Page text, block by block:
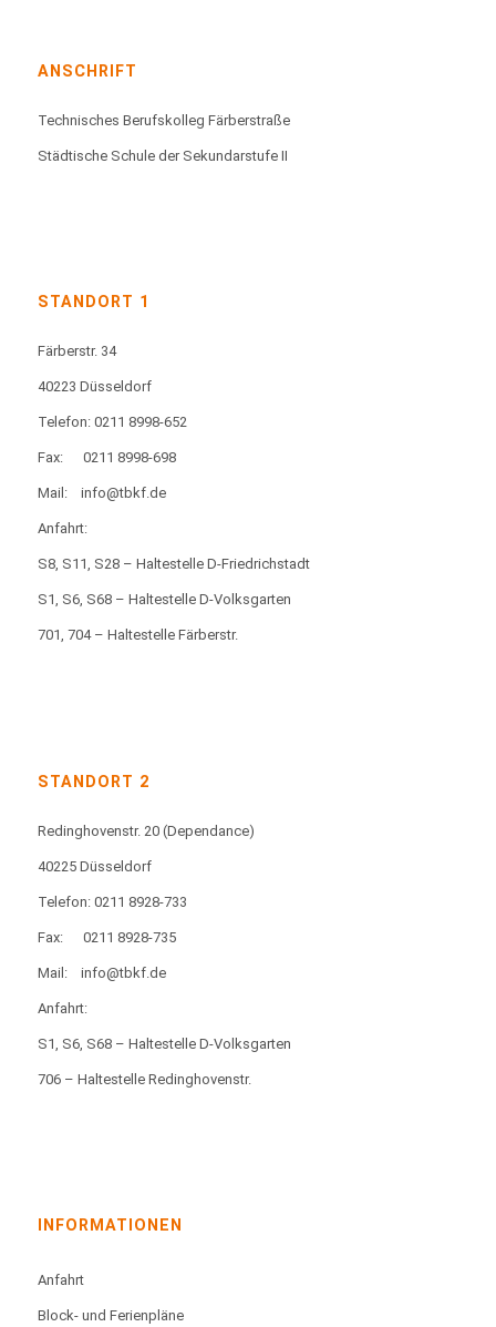
ANSCHRIFT
Technisches Berufskolleg Färberstraße
Städtische Schule der Sekundarstufe II
STANDORT 1
Färberstr. 34
40223 Düsseldorf
Telefon: 0211 8998-652
Fax: 0211 8998-698
Mail: info@tbkf.de
Anfahrt:
S8, S11, S28 – Haltestelle D-Friedrichstadt
S1, S6, S68 – Haltestelle D-Volksgarten
701, 704 – Haltestelle Färberstr.
STANDORT 2
Redinghovenstr. 20 (Dependance)
40225 Düsseldorf
Telefon: 0211 8928-733
Fax: 0211 8928-735
Mail: info@tbkf.de
Anfahrt:
S1, S6, S68 – Haltestelle D-Volksgarten
706 – Haltestelle Redinghovenstr.
INFORMATIONEN
Anfahrt
Block- und Ferienpläne